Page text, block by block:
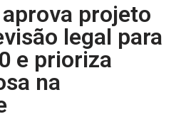
projeto
legal para
e prioriza
na